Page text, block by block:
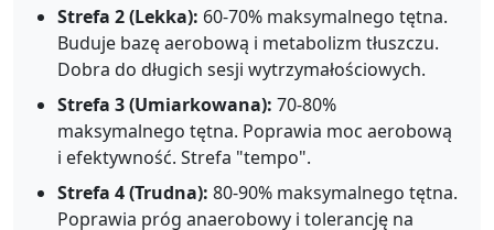
Strefa 2 (Lekka): 60-70% maksymalnego tętna.
Buduje bazę aerobową i metabolizm tłuszczu.
Dobra do długich sesji wytrzymałościowych.
Strefa 3 (Umiarkowana): 70-80%
maksymalnego tętna. Poprawia moc aerobową
i efektywność. Strefa "tempo".
Strefa 4 (Trudna): 80-90% maksymalnego tętna.
Poprawia próg anaerobowy i tolerancję na